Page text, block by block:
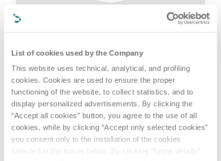
List of cookies used by the Company
This website uses technical, analytical, and profiling
cookies. Cookies are used to ensure the proper
functioning of the website, to collect statistics, and to
display personalized advertisements. By clicking the
“Accept all cookies” button, you agree to the use of all
cookies, while by clicking “Accept only selected cookies”
you consent only to the installation of the cookies
selected in the boxes below. By clicking “Show details”,
informations sur un
produit
souhaitez obtenir plus d'informations ?
Remplissez le formulaire de demande et nous
vous contacterons dans les plus brefs délais
Demandez des informations sur un produit